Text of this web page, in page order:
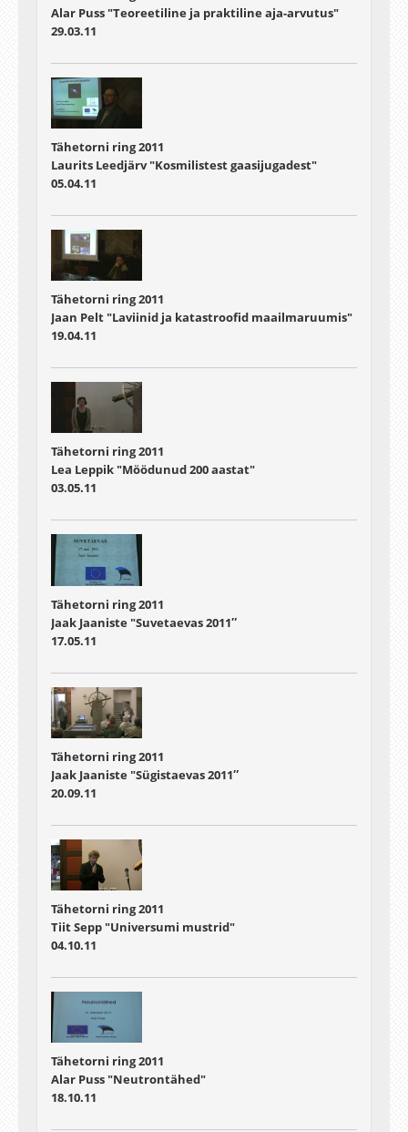
Alar Puss "Teoreetiline ja praktiline aja-arvutus"
29.03.11
Tähetorni ring 2011
Laurits Leedjärv "Kosmilistest gaasijugadest"
05.04.11
Tähetorni ring 2011
Jaan Pelt "Laviinid ja katastroofid maailmaruumis"
19.04.11
Tähetorni ring 2011
Lea Leppik "Möödunud 200 aastat"
03.05.11
Tähetorni ring 2011
Jaak Jaaniste "Suvetaevas 2011″
17.05.11
Tähetorni ring 2011
Jaak Jaaniste "Sügistaevas 2011″
20.09.11
Tähetorni ring 2011
Tiit Sepp "Universumi mustrid"
04.10.11
Tähetorni ring 2011
Alar Puss "Neutrontähed"
18.10.11